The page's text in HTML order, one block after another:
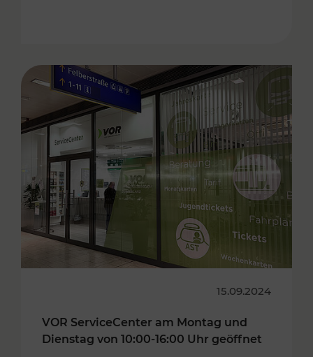
15.09.2024
VOR ServiceCenter am Montag und
Dienstag von 10:00-16:00 Uhr geöffnet